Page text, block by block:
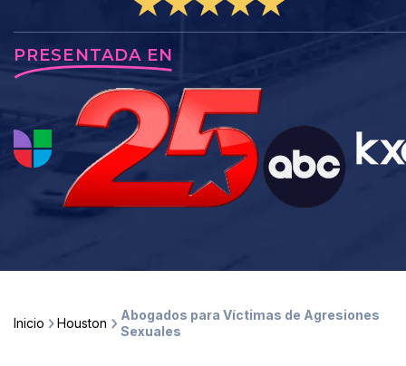
PRESENTADA EN
Inicio Houston
Abogados para Víctimas de Agresiones
Sexuales